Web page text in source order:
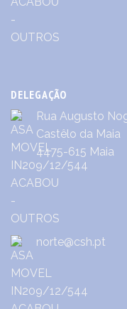
DELEGAÇÃO
Rua Augusto
Castêlo da Maia
4475-615 Maia
norte@csh.pt